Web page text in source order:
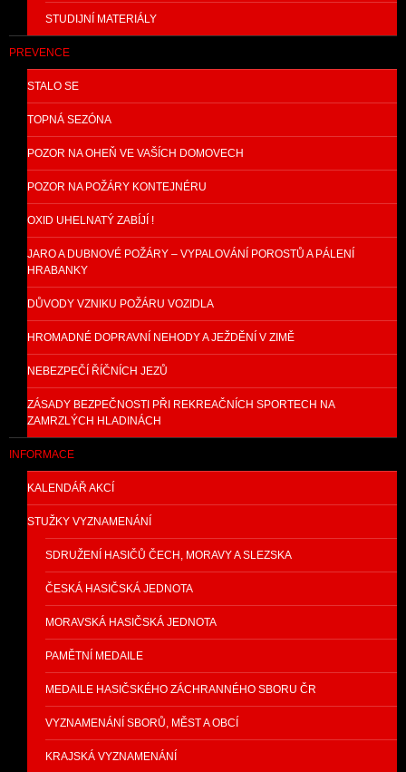
STUDIJNÍ MATERIÁLY
PREVENCE
STALO SE
TOPNÁ SEZÓNA
POZOR NA OHEŇ VE VAŠÍCH DOMOVECH
POZOR NA POŽÁRY KONTEJNÉRU
OXID UHELNATÝ ZABÍJÍ !
JARO A DUBNOVÉ POŽÁRY – VYPALOVÁNÍ POROSTŮ A PÁLENÍ
HRABANKY
DŮVODY VZNIKU POŽÁRU VOZIDLA
HROMADNÉ DOPRAVNÍ NEHODY A JEŽDĚNÍ V ZIMĚ
NEBEZPEČÍ ŘÍČNÍCH JEZŮ
ZÁSADY BEZPEČNOSTI PŘI REKREAČNÍCH SPORTECH NA
ZAMRZLÝCH HLADINÁCH
INFORMACE
KALENDÁŘ AKCÍ
STUŽKY VYZNAMENÁNÍ
SDRUŽENÍ HASIČŮ ČECH, MORAVY A SLEZSKA
ČESKÁ HASIČSKÁ JEDNOTA
MORAVSKÁ HASIČSKÁ JEDNOTA
PAMĚTNÍ MEDAILE
MEDAILE HASIČSKÉHO ZÁCHRANNÉHO SBORU ČR
VYZNAMENÁNÍ SBORŮ, MĚST A OBCÍ
KRAJSKÁ VYZNAMENÁNÍ